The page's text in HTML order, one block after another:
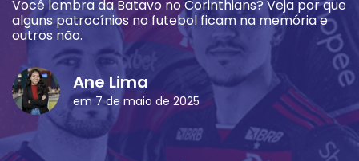
Você lembra da Batavo no Corinthians? Veja por que
alguns patrocínios no futebol ficam na memória e
outros não.
Ane Lima
em 7 de maio de 2025